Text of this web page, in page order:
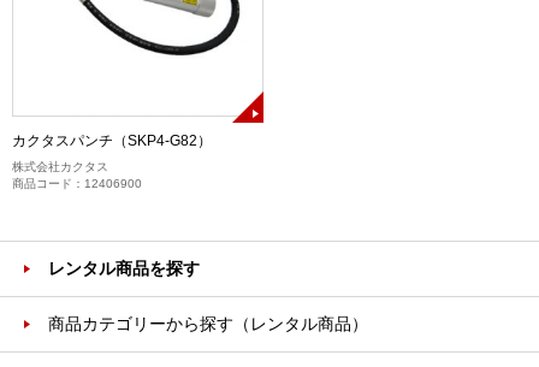
カクタスパンチ（SKP4-G82）
株式会社カクタス
商品コード：12406900
レンタル商品を探す
商品カテゴリーから探す（レンタル商品）